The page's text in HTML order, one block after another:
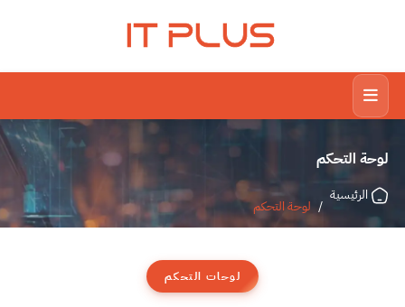
IT PLUS
لوحة التحكم
الرئيسية
/ لوحة التحكم
لوحات التحكم